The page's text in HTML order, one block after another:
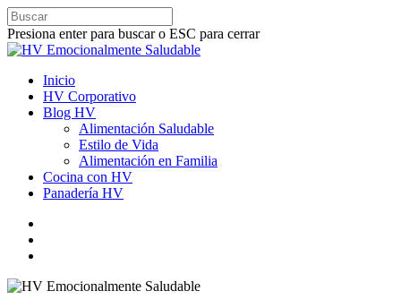
Presiona enter para buscar o ESC para cerrar
Inicio
HV Corporativo
Blog HV
Alimentación Saludable
Estilo de Vida
Alimentación en Familia
Cocina con HV
Panadería HV